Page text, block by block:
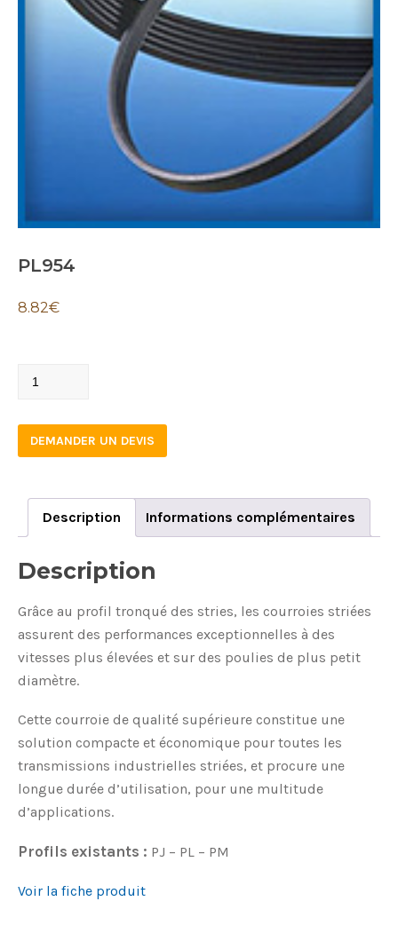
PL954
8.82€
PL954
DEMANDER UN DEVIS
Description Informations complémentaires
Description
Grâce au profil tronqué des stries, les courroies striées
assurent des performances exceptionnelles à des
vitesses plus élevées et sur des poulies de plus petit
diamètre.
Cette courroie de qualité supérieure constitue une
solution compacte et économique pour toutes les
transmissions industrielles striées, et procure une
longue durée d’utilisation, pour une multitude
d’applications.
Profils existants : PJ – PL – PM
Voir la fiche produit